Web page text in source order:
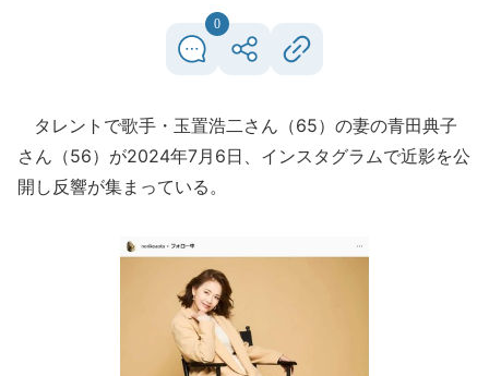
0
タレントで歌手・玉置浩二さん（65）の妻の青田典子
さん（56）が2024年7月6日、インスタグラムで近影を公
開し反響が集まっている。